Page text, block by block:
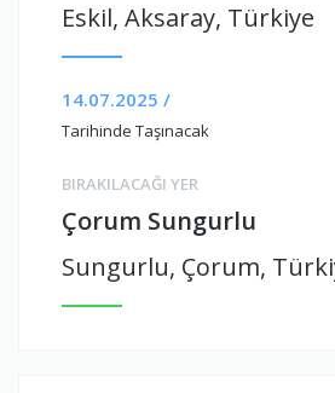
Eskil, Aksaray, Türkiye
14.07.2025 /
Tarihinde Taşınacak
BIRAKILACAĞI YER
Çorum Sungurlu
Sungurlu, Çorum,